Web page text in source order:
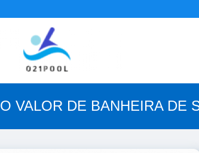
VALOR DE BANHEIRA DE